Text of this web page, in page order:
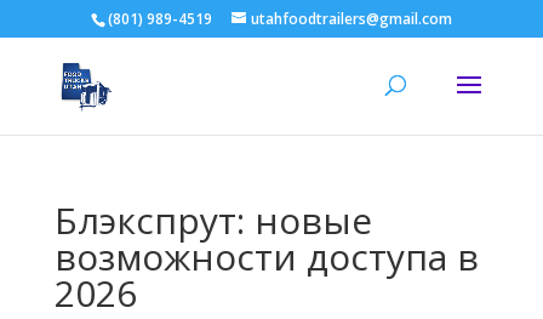
(801) 989-4519 utahfoodtrailers@gmail.com
Блэкспрут: новые
возможности доступа в
2026